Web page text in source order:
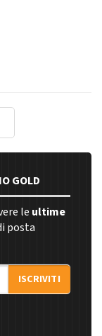
GOLD
le ultime
posta
ISCRIVITI